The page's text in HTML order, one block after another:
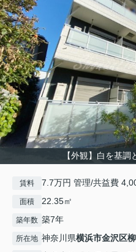
【外観】白を基
賃料 7.7万円 管理/共益費
面積 22.35㎡
築年数 築7年
所在地 神奈川県横浜市金沢区